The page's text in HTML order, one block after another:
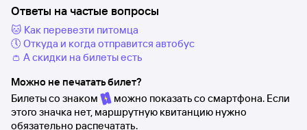
Ответы на частые вопросы
🐱 Как перевезти питомца
🕔 Откуда и когда отправится автобус
👛 А скидки на билеты есть
Можно не печатать билет?
Билеты со знаком
можно показать со смартфона. Если
этого значка нет, маршрутную квитанцию нужно
обязательно распечатать.